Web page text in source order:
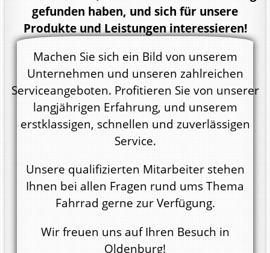
gefunden haben, und sich für unsere
Produkte und Leistungen interessieren!
Machen Sie sich ein Bild von unserem
Unternehmen und unseren zahlreichen
Serviceangeboten. Profitieren Sie von unserer
langjährigen Erfahrung, und unserem
erstklassigen, schnellen und zuverlässigen
Service.
Unsere qualifizierten Mitarbeiter stehen
Ihnen bei allen Fragen rund ums Thema
Fahrrad gerne zur Verfügung.
Wir freuen uns auf Ihren Besuch in
Oldenburg!